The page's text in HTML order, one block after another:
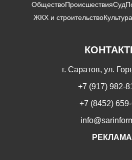
ОбществоПроисшествияСуд
ЖКХ и строительствоКультура
г. Саратов, ул.
+7 (917) 982-
+7 (8452)
РЕКЛАМА